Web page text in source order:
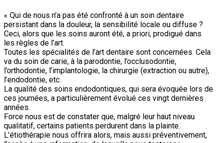
« Qui de nous n’a pas été confronté à un soin dentaire
persistant dans la douleur, la sensibilité locale ou diffuse ?
Ceci, alors que les soins auront été, a priori, prodigué dans
les règles de l’art.
Toutes les spécialités de l’art dentaire sont concernées. Cela
va du soin de carie, à la parodontie, l’occlusodontie,
l’orthodontie, l’implantologie, la chirurgie (extraction ou autre),
l’endodontie, etc.
La qualité des soins endodontiques, qui sera évoquée lors de
ces journées, a particulièrement évolué ces vingt dernières
années.
Force nous est de constater que, malgré leur haut niveau
qualitatif, certains patients perdurent dans la plainte.
L’étiothérapie nous offrira alors, mais aussi préventivement,